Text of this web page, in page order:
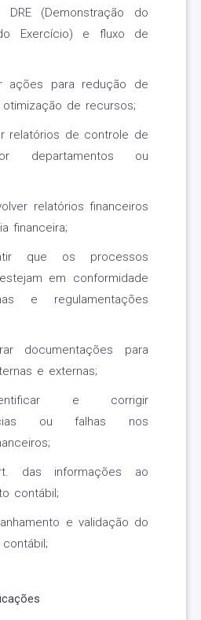
DRE (Demonstração do
Exercício) e fluxo de
ações para redução de
de recursos;
relatórios de controle de
departamentos ou
relatórios financeiros
financeira;
que os processos
em conformidade
e regulamentações
documentações para
e externas;
e corrigir
ou falhas nos
das informações ao
contábil;
e validação do